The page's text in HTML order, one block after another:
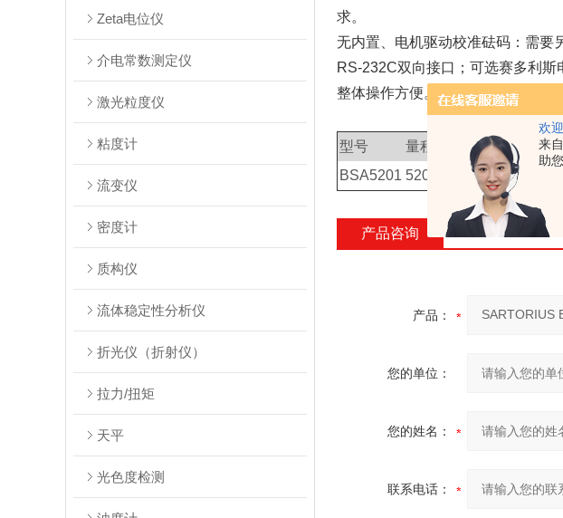
欢
来
助
Zeta电位仪
介电常数测定仪
激光粒度仪
粘度计
流变仪
密度计
质构仪
流体稳定性分析仪
折光仪（折射仪）
拉力/扭矩
天平
光色度检测
求。
无内置、电机驱动校准砝码：需要
RS-232C双向接口；可选赛多利斯
整体操作方便。按键均为触感式操
型号 量程 可读性(mg) 秤
BSA5201 5200 100
产品咨询
产品：
您的单位：
您的姓名：
联系电话：